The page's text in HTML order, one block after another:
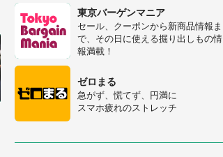
こね〟の内容に1.7万人驚がく 「お
菓子売り場ならまだしも...」「ハー
ドル高い」
あまりにも四角すぎる猫、激写され
る 「これもう座布団だろ」「食パ
ンの耳」と1.4万人困惑
東京バーゲンマニア
セール、クーポンから新商品情報ま
で、その日に使える掘り出しもの情
報満載！
ゼロまる
急がず、慌てず、円満に
スマホ疲れのストレッチ